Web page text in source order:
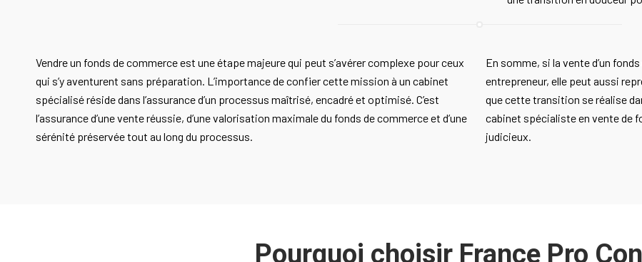
Vendre un fonds de commerce est une étape majeure qui peut s’avérer complexe pour ceux
qui s’y aventurent sans préparation. L’importance de confier cette mission à un cabinet
spécialisé réside dans l’assurance d’un processus maîtrisé, encadré et optimisé. C’est
l’assurance d’une vente réussie, d’une valorisation maximale du fonds de commerce et d’une
sérénité préservée tout au long du processus.
En somme, si la vente d’un
entrepreneur, elle peut aussi
que cette transition se réalise
cabinet spécialiste en vente de
judicieux.
Pourquoi choisir France Pro